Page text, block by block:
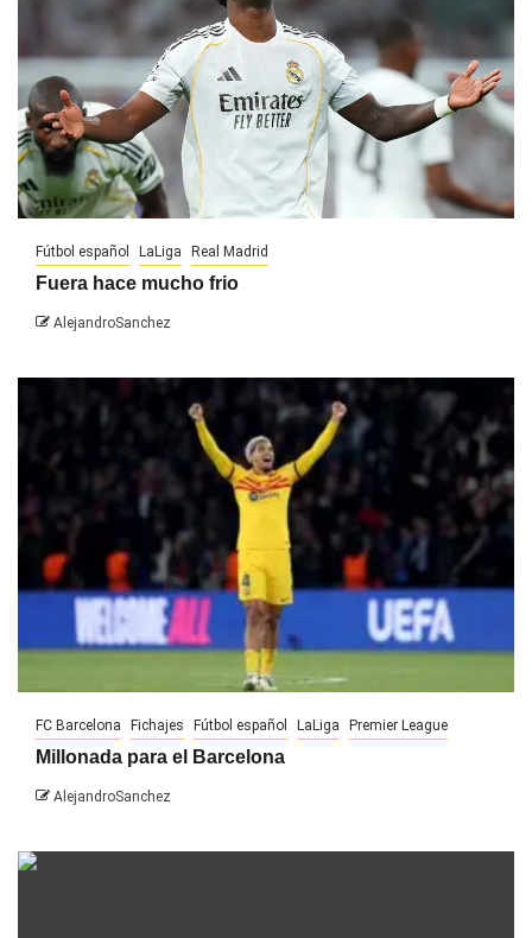
Fútbol español LaLiga Real Madrid
Fuera hace mucho frio
AlejandroSanchez
FC Barcelona Fichajes Fútbol español LaLiga Premier League
Millonada para el Barcelona
AlejandroSanchez